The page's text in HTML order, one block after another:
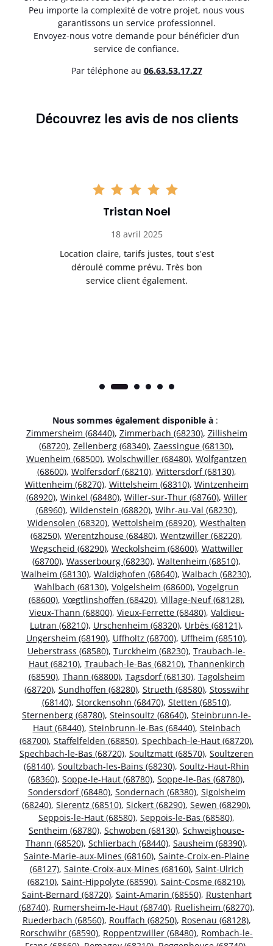
Peu importe la complexité de votre projet, nous vous
garantissons un service professionnel.
Envoyez-nous votre demande pour bénéficier d’un
service de confiance.
Par téléphone au 06.63.53.17.27
Découvrez les avis de nos clients
Tristan Noel
18 avril 2025
Location claire, tarifs justes, tout s’est
déroulé comme prévu. Très bon
service client également.
Nous sommes également disponible à :
Zimmersheim (68440), Zimmerbach (68230), Zillisheim
(68720), Zellenberg (68340), Zaessingue (68130),
Wuenheim (68500), Wolschwiller (68480), Wolfgantzen
(68600), Wolfersdorf (68210), Wittersdorf (68130),
Wittenheim (68270), Wittelsheim (68310), Wintzenheim
(68920), Winkel (68480), Willer-sur-Thur (68760), Willer
(68960), Wildenstein (68820), Wihr-au-Val (68230),
Widensolen (68320), Wettolsheim (68920), Westhalten
(68250), Werentzhouse (68480), Wentzwiller (68220),
Wegscheid (68290), Weckolsheim (68600), Wattwiller
(68700), Wasserbourg (68230), Waltenheim (68510),
Walheim (68130), Waldighofen (68640), Walbach (68230),
Wahlbach (68130), Volgelsheim (68600), Vogelgrun
(68600), Vœgtlinshoffen (68420), Village-Neuf (68128),
Vieux-Thann (68800), Vieux-Ferrette (68480), Valdieu-
Lutran (68210), Urschenheim (68320), Urbès (68121),
Ungersheim (68190), Uffholtz (68700), Uffheim (68510),
Ueberstrass (68580), Turckheim (68230), Traubach-le-
Haut (68210), Traubach-le-Bas (68210), Thannenkirch
(68590), Thann (68800), Tagsdorf (68130), Tagolsheim
(68720), Sundhoffen (68280), Strueth (68580), Stosswihr
(68140), Storckensohn (68470), Stetten (68510),
Sternenberg (68780), Steinsoultz (68640), Steinbrunn-le-
Haut (68440), Steinbrunn-le-Bas (68440), Steinbach
(68700), Staffelfelden (68850), Spechbach-le-Haut (68720),
Spechbach-le-Bas (68720), Soultzmatt (68570), Soultzeren
(68140), Soultzbach-les-Bains (68230), Soultz-Haut-Rhin
(68360), Soppe-le-Haut (68780), Soppe-le-Bas (68780),
Sondersdorf (68480), Sondernach (68380), Sigolsheim
(68240), Sierentz (68510), Sickert (68290), Sewen (68290),
Seppois-le-Haut (68580), Seppois-le-Bas (68580),
Sentheim (68780), Schwoben (68130), Schweighouse-
Thann (68520), Schlierbach (68440), Sausheim (68390),
Sainte-Marie-aux-Mines (68160), Sainte-Croix-en-Plaine
(68127), Sainte-Croix-aux-Mines (68160), Saint-Ulrich
(68210), Saint-Hippolyte (68590), Saint-Cosme (68210),
Saint-Bernard (68720), Saint-Amarin (68550), Rustenhart
(68740), Rumersheim-le-Haut (68740), Ruelisheim (68270),
Ruederbach (68560), Rouffach (68250), Rosenau (68128),
Rorschwihr (68590), Roppentzwiller (68480), Rombach-le-